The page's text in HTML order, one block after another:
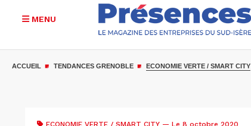
MENU
ACCUEIL TENDANCES GRENOBLE ECONOMIE VERTE / SMART CITY
ECONOMIE VERTE / SMART CITY — Le 8 octobre 2020